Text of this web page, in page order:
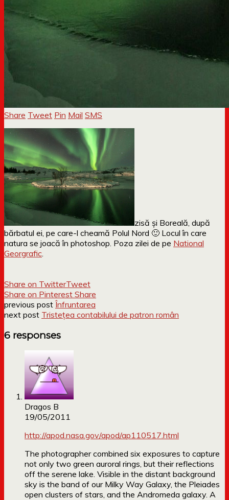
Share Tweet Pin Mail SMS
zisă și Boreală, după
bărbatul ei, pe care-l cheamă Polul Nord 🙂 Locul în care
natura se joacă în photoshop. Poza zilei de pe National
Georgrafic
Share on TwitterTweet
Share on Pinterest Share
previous post Înfruntarea
next post Tristețea contabilului de patron român
6 responses
Dragos B
19/05/2011
http://apod.nasa.gov/apod/ap110517.html
The photographer combined six exposures to capture
not only two green auroral rings, but their reflections
off the serene lake. Visible in the distant background
sky is the band of our Milky Way Galaxy, the Pleiades
open clusters of stars, and the Andromeda galaxy. A